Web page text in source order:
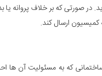
صورتی که بر خلاف پروانه یا
کمیسیون ارسال کند.
که به مسئولیت آن ها